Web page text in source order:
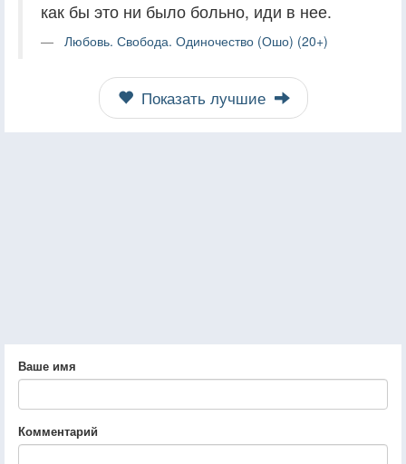
как бы это ни было больно, иди в нее.
Любовь. Свобода. Одиночество (Ошо) (20+)
Показать лучшие
Ваше имя
Комментарий